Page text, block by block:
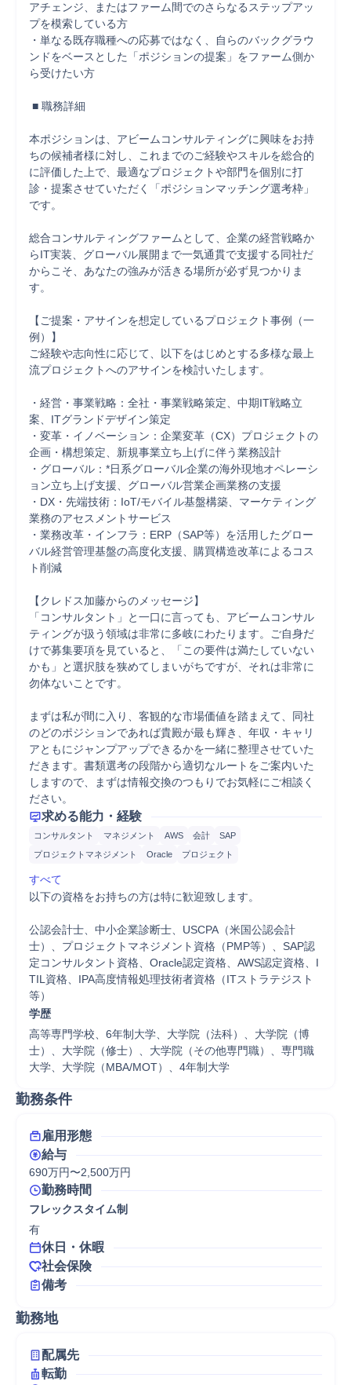
アチェンジ、またはファーム間でのさらなるステップアッ
プを模索している方
・単なる既存職種への応募ではなく、自らのバックグラウ
ンドをベースとした「ポジションの提案」をファーム側か
ら受けたい方
本ポジションは、アビームコンサルティングに興味をお持
ちの候補者様に対し、これまでのご経験やスキルを総合的
に評価した上で、最適なプロジェクトや部門を個別に打
診・提案させていただく「ポジションマッチング選考枠」
です。
総合コンサルティングファームとして、企業の経営戦略か
らIT実装、グローバル展開まで一気通貫で支援する同社だ
からこそ、あなたの強みが活きる場所が必ず見つかりま
す。
【ご提案・アサインを想定しているプロジェクト事例（一
例）】
ご経験や志向性に応じて、以下をはじめとする多様な最上
流プロジェクトへのアサインを検討いたします。
・経営・事業戦略：全社・事業戦略策定、中期IT戦略立
案、ITグランドデザイン策定
・変革・イノベーション：企業変革（CX）プロジェクトの
企画・構想策定、新規事業立ち上げに伴う業務設計
・グローバル：*日系グローバル企業の海外現地オペレーシ
ョン立ち上げ支援、グローバル営業企画業務の支援
・DX・先端技術：IoT/モバイル基盤構築、マーケティング
業務のアセスメントサービス
・業務改革・インフラ：ERP（SAP等）を活用したグロー
バル経営管理基盤の高度化支援、購買構造改革によるコス
ト削減
【クレドス加藤からのメッセージ】
「コンサルタント」と一口に言っても、アビームコンサル
ティングが扱う領域は非常に多岐にわたります。ご自身だ
けで募集要項を見ていると、「この要件は満たしていない
かも」と選択肢を狭めてしまいがちですが、それは非常に
勿体ないことです。
まずは私が間に入り、客観的な市場価値を踏まえて、同社
のどのポジションであれば貴殿が最も輝き、年収・キャリ
アともにジャンプアップできるかを一緒に整理させていた
だきます。書類選考の段階から適切なルートをご案内いた
しますので、まずは情報交換のつもりでお気軽にご相談く
ださい。
求める能力・経験
コンサルタント マネジメント AWS 会計
SAP
プロジェクトマネジメント
Oracle プロジェクト
すべて
以下の資格をお持ちの方は特に歓迎致します。
公認会計士、中小企業診断士、USCPA（米国公認会計
士）、プロジェクトマネジメント資格（PMP等）、SAP認
定コンサルタント資格、Oracle認定資格、AWS認定資格、I
TIL資格、IPA高度情報処理技術者資格（ITストラテジスト
等）
学歴
高等専門学校、6年制大学、大学院（法科）、大学院（博
士）、大学院（修士）、大学院（その他専門職）、専門職
大学、大学院（MBA/MOT）、4年制大学
勤務条件
雇用形態
給与
690万円〜2,500万円
勤務時間
フレックスタイム制
有
休日・休暇
社会保険
備考
勤務地
配属先
転勤